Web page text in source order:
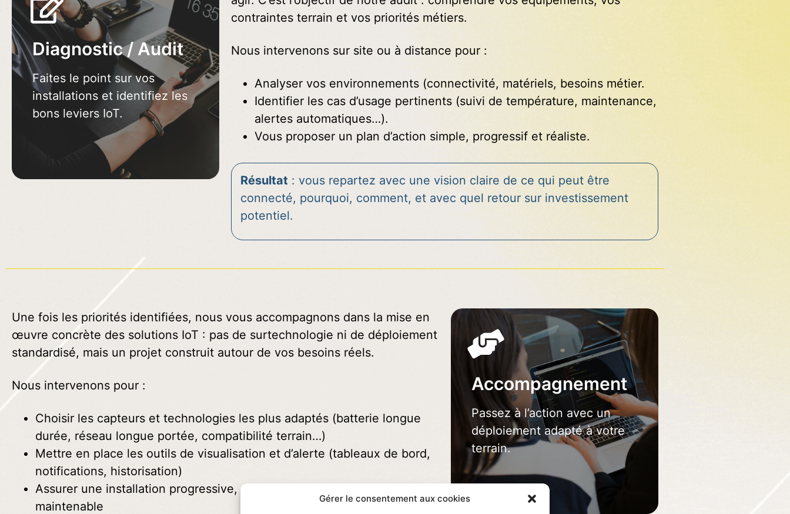
Gérer le consentement aux cookies
Diagnostic / Audit
Faites le point sur vos
installations et identifiez les
bons leviers IoT.
DEMANDEZ VOTRE
DEVIS
contraintes terrain et vos priorités métiers.
Nous intervenons sur site ou à distance pour :
Analyser vos environnements (connectivité, matériels, besoins métier.
Identifier les cas d’usage pertinents (suivi de température, maintenance,
alertes automatiques…).
Vous proposer un plan d’action simple, progressif et réaliste.
Résultat : vous repartez avec une vision claire de ce qui peut être
connecté, pourquoi, comment, et avec quel retour sur investissement
potentiel.
Une fois les priorités identifiées, nous vous accompagnons dans la mise en
œuvre concrète des solutions IoT : pas de surtechnologie ni de déploiement
standardisé, mais un projet construit autour de vos besoins réels.
Nous intervenons pour :
Choisir les capteurs et technologies les plus adaptés (batterie longue
durée, réseau longue portée, compatibilité terrain…)
Mettre en place les outils de visualisation et d’alerte (tableaux de bord,
notifications, historisation)
Assurer une installation progressive, sécurisée et facilement
maintenable
Accompagnement
Passez à l’action avec un
déploiement adapté à votre
terrain.
DEMANDEZ VOTRE
DEVIS